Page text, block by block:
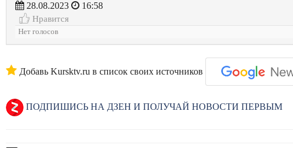
28.08.2023
16:58
Нравится
Нет голосов
Добавь Kursktv.ru в список своих источников
ПОДПИШИСЬ НА ДЗЕН И ПОЛУЧАЙ НОВОСТИ ПЕРВЫМ